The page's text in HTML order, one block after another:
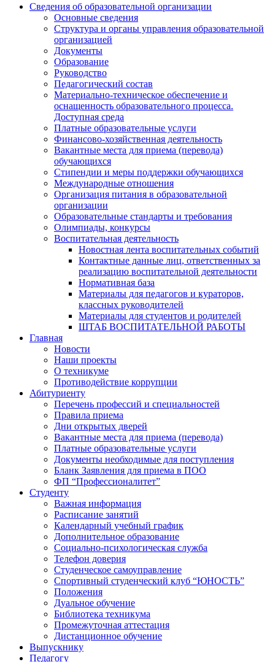
Сведения об образовательной организации
Основные сведения
Структура и органы управления образовательной
организацией
Документы
Образование
Руководство
Педагогический состав
Материально-техническое обеспечение и
оснащенность образовательного процесса.
Доступная среда
Платные образовательные услуги
Финансово-хозяйственная деятельность
Вакантные места для приема (перевода)
обучающихся
Стипендии и меры поддержки обучающихся
Международные отношения
Организация питания в образовательной
организации
Образовательные стандарты и требования
Олимпиады, конкурсы
Воспитательная деятельность
Новостная лента воспитательных событий
Контактные данные лиц, ответственных за
реализацию воспитательной деятельности
Нормативная база
Материалы для педагогов и кураторов,
классных руководителей
Материалы для студентов и родителей
ШТАБ ВОСПИТАТЕЛЬНОЙ РАБОТЫ
Главная
Новости
Наши проекты
О техникуме
Противодействие коррупции
Абитуриенту
Перечень профессий и специальностей
Правила приема
Дни открытых дверей
Вакантные места для приема (перевода)
Платные образовательные услуги
Документы необходимые для поступления
Бланк Заявления для приема в ПОО
ФП “Профессионалитет”
Студенту
Важная информация
Расписание занятий
Календарный учебный график
Дополнительное образование
Социально-психологическая служба
Телефон доверия
Студенческое самоуправление
Спортивный студенческий клуб “ЮНОСТЬ”
Положения
Дуальное обучение
Библиотека техникума
Промежуточная аттестация
Дистанционное обучение
Выпускнику
Педагогу